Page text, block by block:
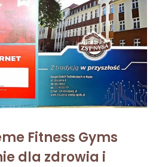
Fitness Gyms
dla zdrowia i